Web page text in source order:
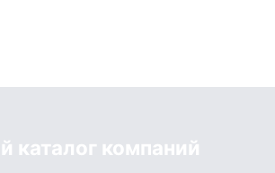
каталог компаний